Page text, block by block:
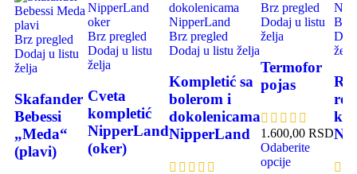
Brz pregled
Dodaj u listu
želja
Skafander
Bebessi
„Meda“
(plavi)
Brz pregled
Dodaj u listu
želja
Cveta
kompletić
NipperLand
(oker)
Brz pregled
Dodaj u listu želja
Kompletić sa
bolerom i
dokolenicama
NipperLand
Brz pregled
Dodaj u listu
želja
Termofor
pojas
1.600,00 RSD
Odaberite
opcije
Brz
želja